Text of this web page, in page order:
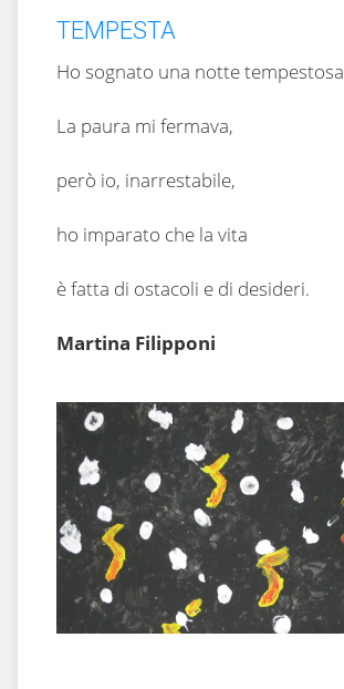
TEMPESTA
Ho sognato una notte tempestosa
La paura mi fermava,
però io, inarrestabile,
ho imparato che la vita
è fatta di ostacoli e di desideri.
Martina Filipponi